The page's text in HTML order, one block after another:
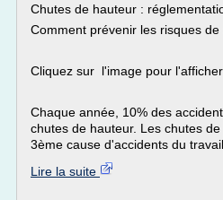
Chutes de hauteur :
Comment prévenir les risques
Cliquez sur l'image pour
Chaque année, 10% des
chutes de hauteur. Les chutes
3ème cause d'accidents du
Lire la suite